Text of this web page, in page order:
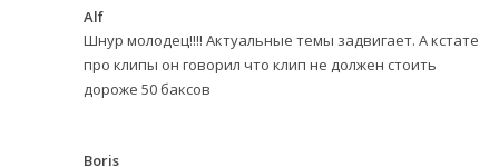
Alf
Шнур молодец!!!! Актуальные темы задвигает. А кстате
про клипы он говорил что клип не должен стоить
дороже 50 баксов
Boris